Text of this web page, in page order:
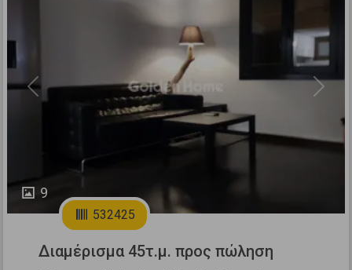
9
Previous Next
532425
Διαμέρισμα 45τ.μ. προς πώληση